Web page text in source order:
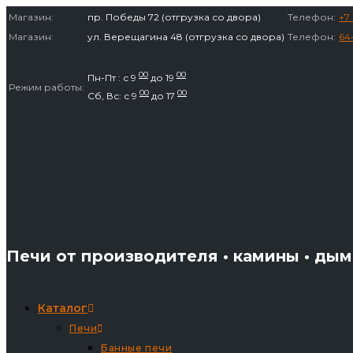
Перейти
к
Магазин: пр. Победы 72 (отгрузка со двора) Телефон: +7
Магазин:
ул. Верещагина 48 (отгрузка со двора) Телефон:
Режим работы:
Пн-Пт : с 9 00 до 19 00
Сб, Вс: с 9 00 до 17 00
Печи от производителя • камины •
Каталог
Печи
Банные печи